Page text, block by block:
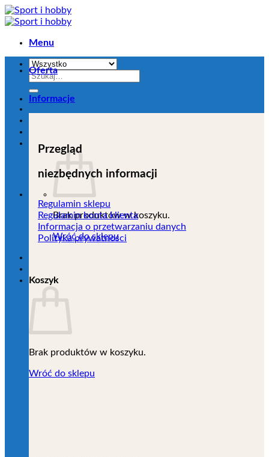
Przejdź
do
Menu
Szukaj:
Brak produktów w koszyku.
Wróć do sklepu
Koszyk
Brak produktów w koszyku.
Wróć do sklepu
Oferta
Informacje
Przegląd
niezbędnych informacji
Regulamin sklepu
Regulamin konta klienta
Informacja o przetwarzaniu danych
Polityka prywatności